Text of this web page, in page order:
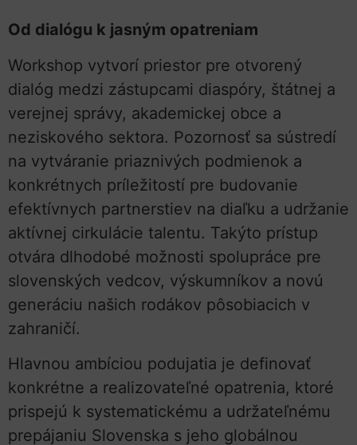
Od dialógu k jasným opatreniam
Workshop vytvorí priestor pre otvorený
dialóg medzi zástupcami diaspóry, štátnej a
verejnej správy, akademickej obce a
neziskového sektora. Pozornosť sa sústredí
na vytváranie priaznivých podmienok a
konkrétnych príležitostí pre budovanie
efektívnych partnerstiev na diaľku a udržanie
aktívnej cirkulácie talentu. Takýto prístup
otvára dlhodobé možnosti spolupráce pre
slovenských vedcov, výskumníkov a novú
generáciu našich rodákov pôsobiacich v
zahraničí.
Hlavnou ambíciou podujatia je definovať
konkrétne a realizovateľné opatrenia, ktoré
prispejú k systematickému a udržateľnému
prepájaniu Slovenska s jeho globálnou